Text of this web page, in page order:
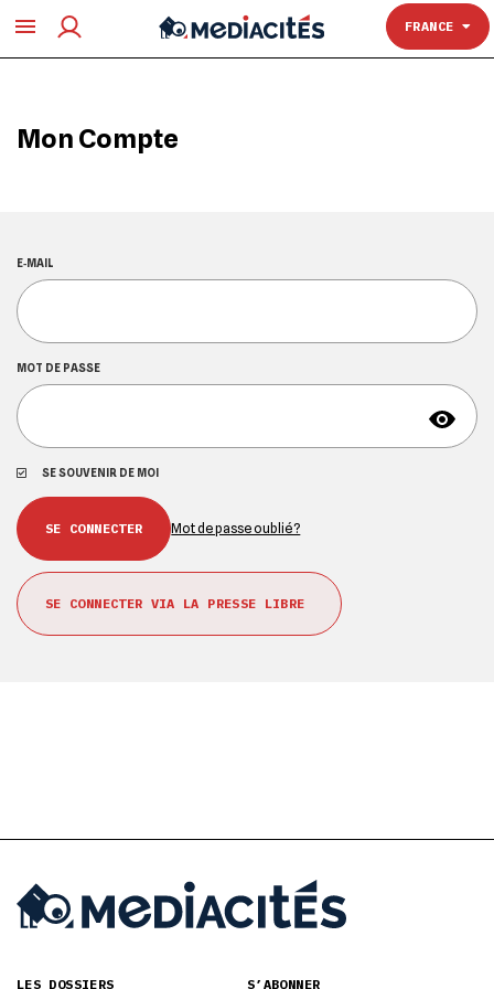
FRANCE
TOULOUSE
Mon Compte
E‑MAIL
MOT DE PASSE
SE SOUVENIR DE MOI
Mot de passe oublié ?
SE CONNECTER VIA LA PRESSE LIBRE
LES DOSSIERS S’ABONNER